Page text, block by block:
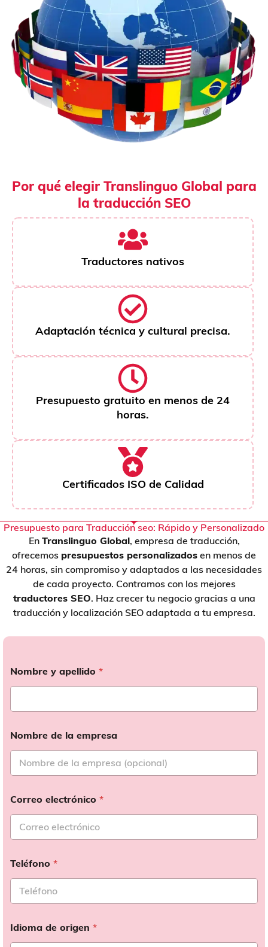
Por qué elegir Translinguo Global para
la traducción SEO
Traductores nativos
Adaptación técnica y cultural precisa.
Presupuesto gratuito en menos de 24
horas.
Certificados ISO de Calidad
Presupuesto para Traducción seo: Rápido y Personalizado
En Translinguo Global, empresa de traducción,
ofrecemos presupuestos personalizados en menos de
24 horas, sin compromiso y adaptados a las necesidades
de cada proyecto. Contramos con los mejores
traductores SEO. Haz crecer tu negocio gracias a una
traducción y localización SEO adaptada a tu empresa.
Nombre y apellido *
Nombre de la empresa
Correo electrónico *
Teléfono *
Idioma de origen *